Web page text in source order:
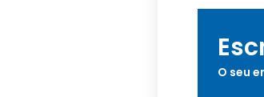
O seu